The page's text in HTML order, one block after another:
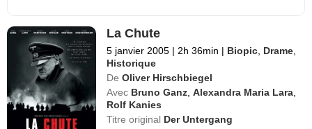
La Chute
5 janvier 2005 | 2h 36min | Biopic Drame
Historique
De Oliver Hirschbiegel
Avec Bruno Ganz ,Alexandra Maria Lara
Rolf Kanies
Titre original Der Untergang